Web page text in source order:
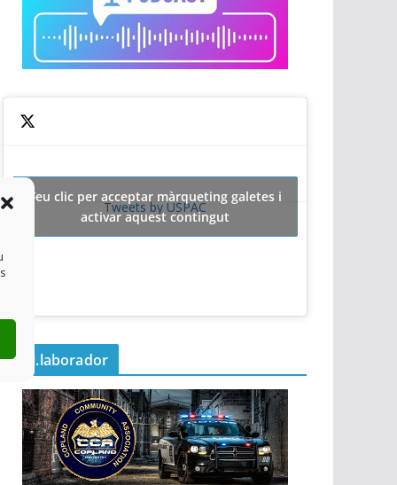
Tweets by USPAC
Feu clic per acceptar màrqueting galetes i
activar aquest contingut
Col.laborador